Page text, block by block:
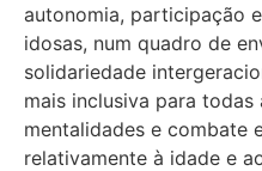
autonomia, participação
idosas, num quadro de
solidariedade
mais inclusiva para
mentalidades e combate
relativamente à idade e